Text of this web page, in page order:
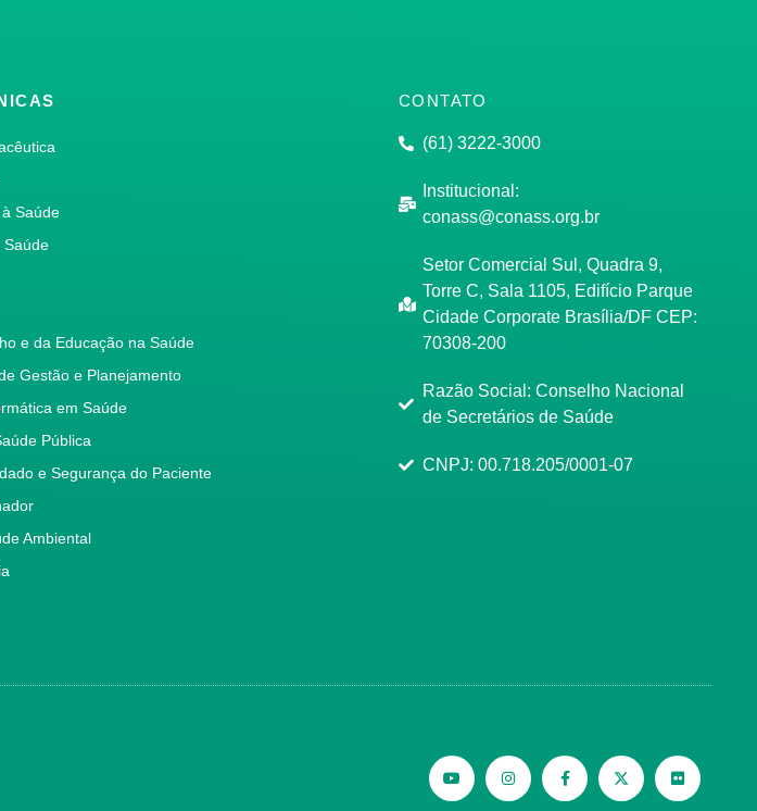
Saúde
Saúde
e da Educação na Saúde
Gestão e Planejamento
em Saúde
Pública
e Segurança do Paciente
Ambiental
CONTATO
(61) 3222-3000
Institucional:
conass@conass.org.br
Setor Comercial Sul, Quadra 9,
Torre C, Sala 1105, Edifício Parque
Cidade Corporate Brasília/DF CEP:
70308-200
Razão Social: Conselho Nacional
de Secretários de Saúde
CNPJ: 00.718.205/0001-07